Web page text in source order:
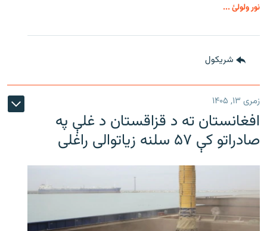
نور ولولئ ...
شريکول
زمری ۱۳, ۱۴۰۵
افغانستان ته د قزاقستان د غلې په
صادراتو کې ۵۷ سلنه زیاتوالی راغلی